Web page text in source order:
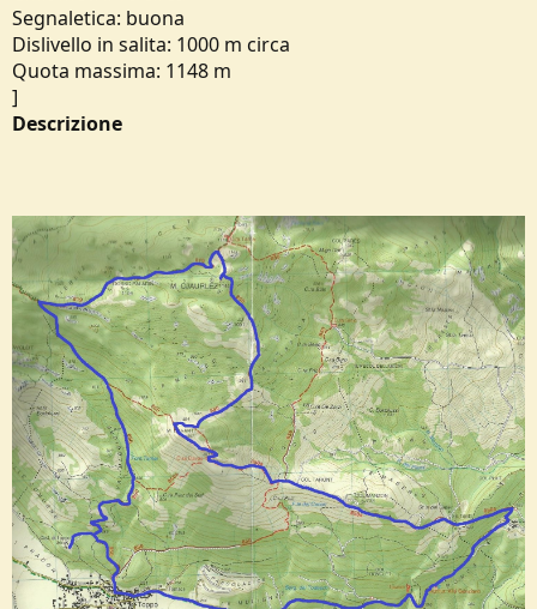
Segnaletica: buona
Dislivello in salita: 1000 m circa
Quota massima: 1148 m
]
Descrizione